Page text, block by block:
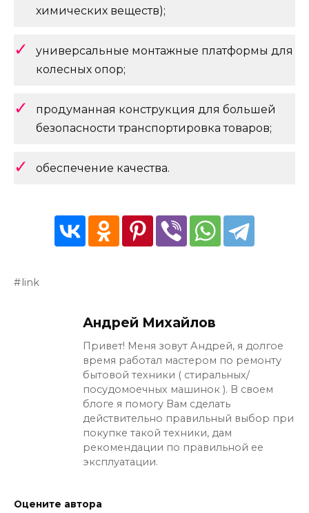
химических веществ);
универсальные монтажные платформы для
колесных опор;
продуманная конструкция для большей
безопасности транспортировка товаров;
обеспечение качества.
link
Андрей Михайлов
Привет! Меня зовут Андрей, я долгое
время работал мастером по ремонту
бытовой техники ( стиральных/
посудомоечных машинок ). В своем
блоге я помогу Вам сделать
действительно правильный выбор при
покупке такой техники, дам
рекомендации по правильной ее
эксплуатации.
Оцените автора